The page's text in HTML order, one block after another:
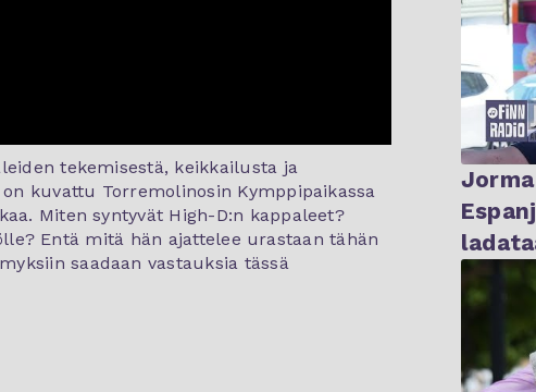
tekemisestä, keikkailusta ja
kuvattu Torremolinosin Kymppipaikassa
Miten syntyvät High-D:n kappaleet?
Entä mitä hän ajattelee urastaan tähän
saadaan vastauksia tässä